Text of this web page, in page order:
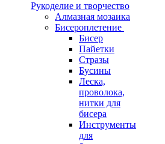
Рукоделие и творчество
Алмазная мозаика
Бисероплетение
Бисер
Пайетки
Стразы
Бусины
Леска,
проволока,
нитки для
бисера
Инструменты
для